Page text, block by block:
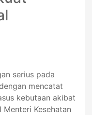
serius pada
mencatat
kebutaan akibat
Kesehatan